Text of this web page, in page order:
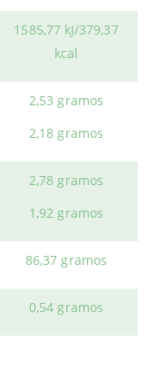
1585,77 kJ/379,37
kcal
2,53 gramos
2,18 gramos
2,78 gramos
1,92 gramos
86,37 gramos
0,54 gramos